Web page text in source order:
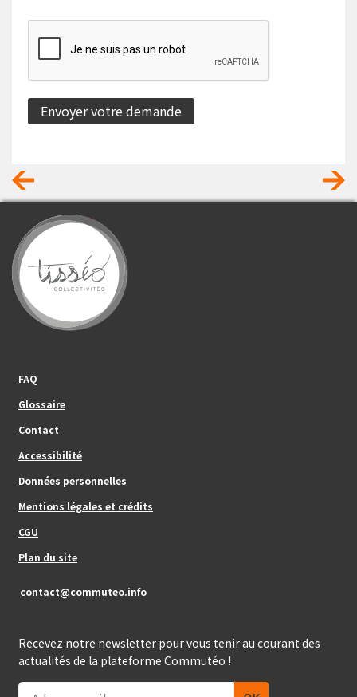
FAQ
Glossaire
Contact
Footer_center
Accessibilité
Données personnelles
Mentions légales et crédits
CGU
Plan du site
contact@commuteo.info
Recevez notre newsletter pour vous tenir au courant des
actualités de la plateforme Commutéo !